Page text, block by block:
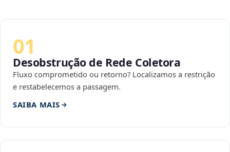
01
Desobstrução de Rede Coletora
Fluxo comprometido ou retorno? Localizamos a restrição
e restabelecemos a passagem.
SAIBA MAIS